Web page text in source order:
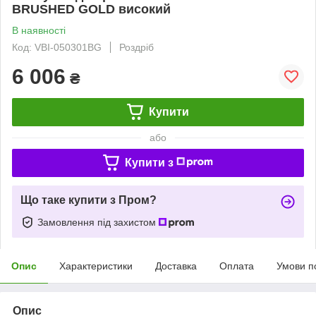
BRUSHED GOLD високий
В наявності
Код: VBI-050301BG
Роздріб
6 006 ₴
Купити
або
Купити з
Що таке купити з Пром?
Замовлення під захистом
Опис Характеристики Доставка Оплата Умови
Опис